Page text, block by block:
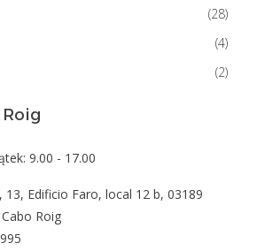
(28)
(4)
(2)
9.00 - 17.00
13, Edificio Faro, local 12 b, 03189
Roig